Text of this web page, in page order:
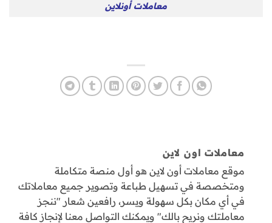
معاملات أونلاين
معاملات اون لاين
موقع معاملات أون لاين هو أول منصة متكاملة
ومتخصصة في تسهيل طباعة وتصوير جميع معاملاتك
في أي مكان بكل سهولة ويسر، رافعين شعار "ننجز
معاملتك ونريح بالك" ويمكنك التواصل معنا لإنجاز كافة